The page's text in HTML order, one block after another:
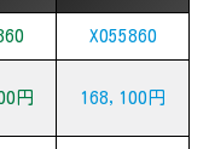
X055860
円 168,100円